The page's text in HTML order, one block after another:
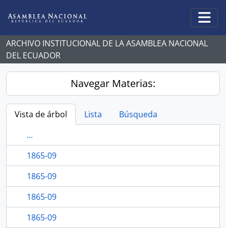
ARCHIVO INSTITUCIONAL DE LA ASAMBLEA NACIONAL
DEL ECUADOR
Navegar Materias:
Vista de árbol Lista
Búsqueda
...
1865-09
1865-09
1865-09
1865-09